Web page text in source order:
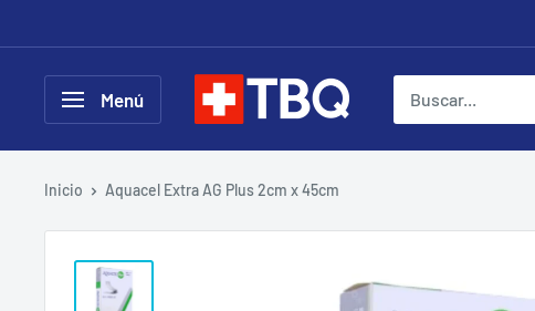
directamente
contenido
Menú tubotiquin.cl
Inicio Aquacel Extra AG Plus 2cm x 45cm